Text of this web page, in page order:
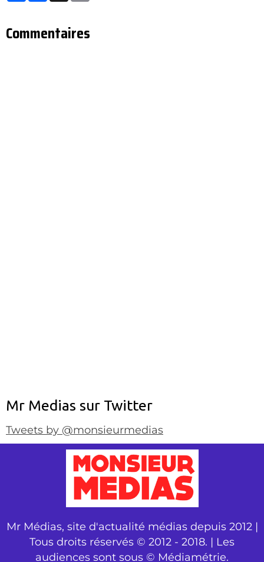
Commentaires
Mr Medias sur Twitter
Tweets by @monsieurmedias
Mr Médias, site d'actualité médias depuis 2012 |
Tous droits réservés © 2012 - 2018. | Les
audiences sont sous © Médiamétrie.